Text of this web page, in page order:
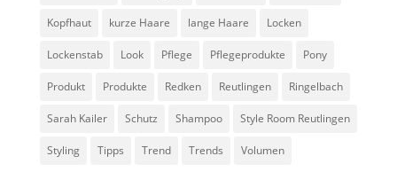
Kopfhaut kurze Haare lange Haare Locken
Lockenstab Look Pflege Pflegeprodukte Pony
Produkt Produkte Redken Reutlingen Ringelbach
Sarah Kailer Schutz Shampoo Style Room Reutlingen
Styling Tipps Trend Trends Volumen